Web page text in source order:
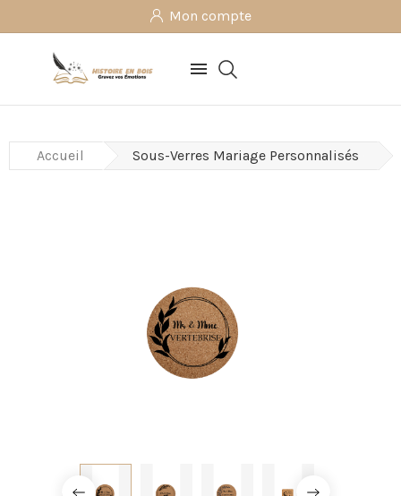
Mon compte

Accueil Sous-Verres Mariage Personnalisés